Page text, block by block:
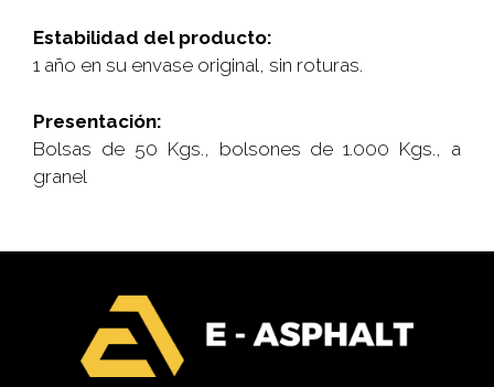
Estabilidad del producto:
1 año en su envase original, sin roturas.
Presentación:
Bolsas de 50 Kgs., bolsones de 1.000 Kgs., a
granel